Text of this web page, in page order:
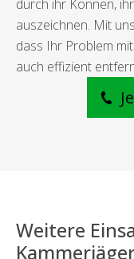
durch ihr Können,
auszeichnen. Mit
dass Ihr Problem
auch effizient
Weitere